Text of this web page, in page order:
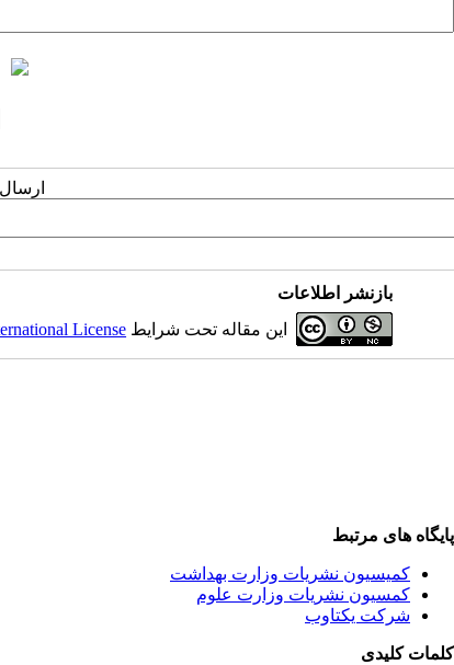
بازنشر اطلاعات
این مقاله تحت شرایط License
پایگاه های مرتبط
کمیسیون نشریات وزارت بهداشت
کمسیون نشریات وزارت علوم
شرکت یکتاوب
کلمات کلیدی